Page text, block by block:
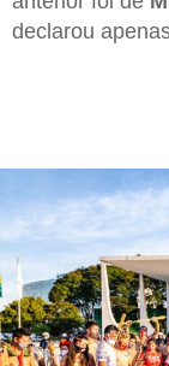
declarou